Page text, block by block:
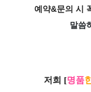
예약&문의 시
말씀
저희 [명품